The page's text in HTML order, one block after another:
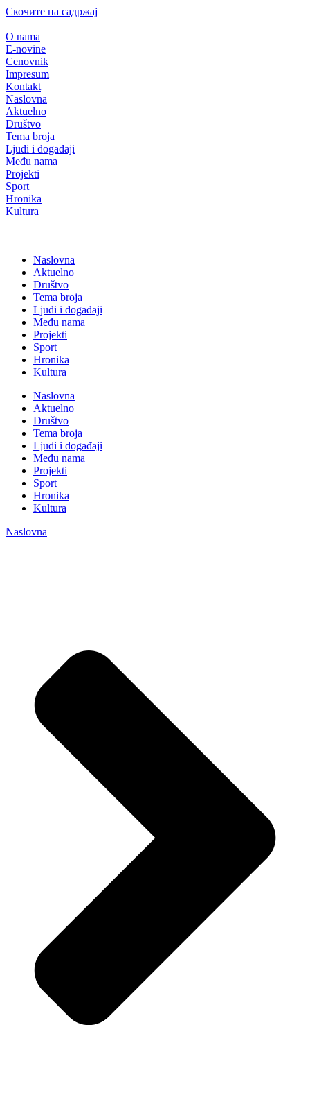
Скочите на садржај
O nama
E-novine
Cenovnik
Impresum
Kontakt
Naslovna
Aktuelno
Društvo
Tema broja
Ljudi i događaji
Među nama
Projekti
Sport
Hronika
Kultura
Naslovna
Aktuelno
Društvo
Tema broja
Ljudi i događaji
Među nama
Projekti
Sport
Hronika
Kultura
Naslovna
Aktuelno
Društvo
Tema broja
Ljudi i događaji
Među nama
Projekti
Sport
Hronika
Kultura
Naslovna